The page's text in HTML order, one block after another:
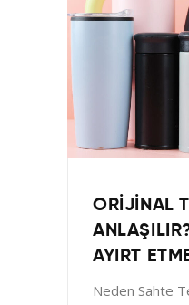
ORIJINAL
AYIRT
Neden Sahte